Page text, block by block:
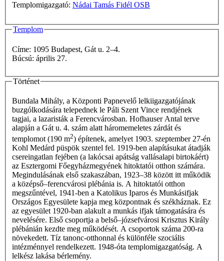
Templomigazgató: Nádai Tamás Fidél OSB
Templom
Címe: 1095 Budapest, Gát u. 2–4.
Búcsú: április 27.
Történet
Bundala Mihály, a Központi Papnevelő lelkiigazgatójának
buzgólkodására telepednek le Páli Szent Vince rendjének
tagjai, a lazaristák a Ferencvárosban. Hofhauser Antal terve
alapján a Gát u. 4. szám alatt háromemeletes zárdát és
templomot (190 m2) építenek, amelyet 1903. szeptember 27-én
Kohl Medárd püspök szentel fel. 1919-ben alapításukat átadják
csereingatlan fejében (a lakócsai apátság vallásalapi birtokáért)
az Esztergomi Főegyházmegyének hitoktatói otthon számára.
Megindulásának első szakaszában, 1923–38 között itt működik
a középső–ferencvárosi plébánia is. A hitoktatói otthon
megszűntével, 1941-ben a Katolikus Iparos és Munkásifjak
Országos Egyesülete kapja meg központnak és székháznak. Ez
az egyesület 1920-ban alakult a munkás ifjak támogatására és
nevelésére. Első csoportja a belső–józsefvárosi Krisztus Király
plébánián kezdte meg működését. A csoportok száma 200-ra
növekedett. Tíz tanonc-otthonnal és különféle szociális
intézménnyel rendelkezett. 1948-óta templomigazgatóság. A
lelkész lakása bérlemény.